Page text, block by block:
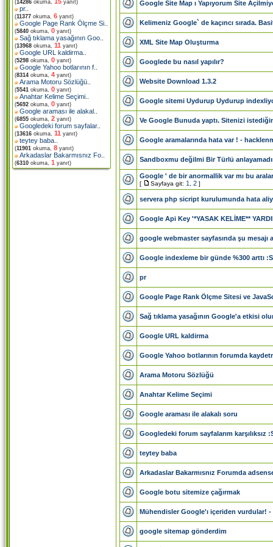
(14286 okuma, yanıt)
pr..
(11377 okuma, 6 yanıt)
Google Page Rank Ölçme Si
(5840 okuma, 0 yanıt)
Sağ tıklama yasağının Goo
(13968 okuma, 11 yanıt)
Google URL kaldirma
(5298 okuma, 0 yanıt)
Google Yahoo botlarının f
(8314 okuma, 4 yanıt)
Arama Motoru Sözlüğü
(5541 okuma, 0 yanıt)
Anahtar Kelime Seçimi
(5692 okuma, 0 yanıt)
Google araması ile alakal
(6855 okuma, 2 yanıt)
Googledeki forum sayfalar..
(13616 okuma, 11 yanıt)
teytey baba
(11901 okuma, 8 yanıt)
Arkadaslar Bakarmısnız Fo
(6310 okuma, 1 yanıt)
Google Site Map ı Yapıyorum Site
Kelimeniz Google` de kaçıncı sırada.
XML Site Map Oluşturma
Googlede bu nasıl yapılır?
Website Download 1.3.2
Google sitemi Uydurup Uydurup
Ve Google Bunuda yaptı. Sitenizi
Google aramalarında hata var ! -
Sandboxmu değilmi Bir Türlü
Google ' de bir anormallik var mı bu aralar
[ Sayfaya git: 1 2 ]
servera php sicript kurulumunda hata
Google Api Key '*YASAK KELİME**
google webmaster sayfasında şu mesajı
Google indexleme bir günde %300 arttı :S
pr
Google Page Rank Ölçme Sitesi ve
Sağ tıklama yasağının Google'a etkisi
Google URL kaldirma
Google Yahoo botlarının forumda
Arama Motoru Sözlüğü
Anahtar Kelime Seçimi
Google araması ile alakalı soru
Googledeki forum sayfalarım karşılıksız
teytey baba
Arkadaslar Bakarmısnız Forumda
Google botu sitemize çağırmak
Mühendisler Google'ı içeriden vurdular! -
google sitemap gönderdim